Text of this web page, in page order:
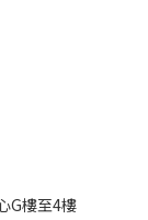
G樓至4樓